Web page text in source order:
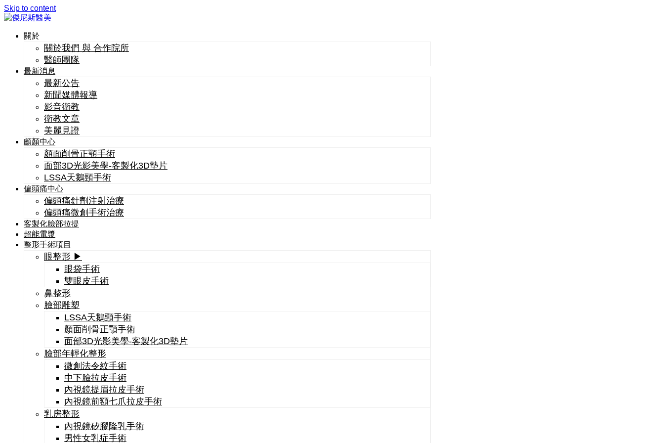
Skip to content
關於
關於我們 與 合作院所
醫師團隊
最新消息
最新公告
新聞媒體報導
影音衛教
衛教文章
美麗見證
顱顏中心
顏面削骨正顎手術
面部3D光影美學-客製化3D墊片
LSSA天鵝頸手術
偏頭痛中心
偏頭痛針劑注射治療
偏頭痛微創手術治療
客製化臉部拉提
超能電漿
整形手術項目
眼整形 ▶
眼袋手術
雙眼皮手術
鼻整形
臉部雕塑
LSSA天鵝頸手術
顏面削骨正顎手術
面部3D光影美學-客製化3D墊片
臉部年輕化整形
微創法令紋手術
中下臉拉皮手術
內視鏡提眉拉皮手術
內視鏡前額七爪拉皮手術
乳房整形
內視鏡矽膠隆乳手術
男性女乳症手術